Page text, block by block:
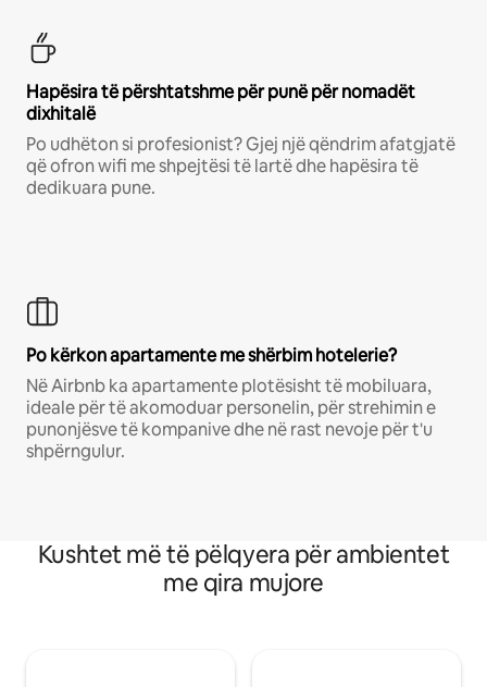
Hapësira të përshtatshme për punë për nomadët
dixhitalë
Po udhëton si profesionist? Gjej një qëndrim afatgjatë
që ofron wifi me shpejtësi të lartë dhe hapësira të
dedikuara pune.
Po kërkon apartamente me shërbim hotelerie?
Në Airbnb ka apartamente plotësisht të mobiluara,
ideale për të akomoduar personelin, për strehimin e
punonjësve të kompanive dhe në rast nevoje për t'u
shpërngulur.
Kushtet më të pëlqyera për ambientet
me qira mujore